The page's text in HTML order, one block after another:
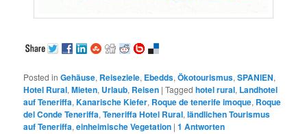
Posted in Gehäuse, Reiseziele, Ebedds,Ökotourismus,SPANIEN,
Hotel Rural,Mieten, Urlaub, Reisen |Tagged hotel rural, Landhotel
auf Teneriffa,Kanarische Kiefer, Roque de tenerife imoque, Roque
del Conde Teneriffa,Teneriffa Hotel Rural,ländlichen Tourismus
auf Teneriffa,einheimische Vegetation |1 Antworten